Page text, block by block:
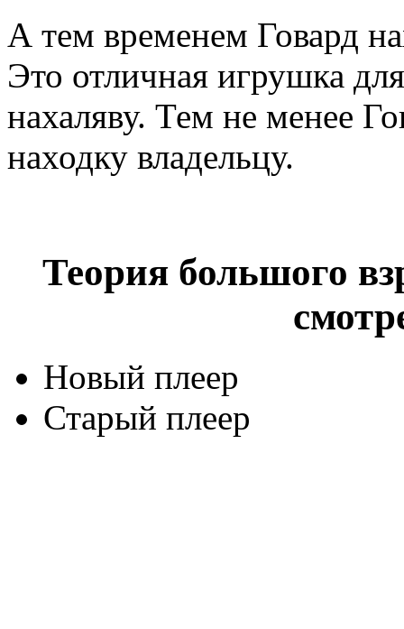
А тем временем Говард
Это отличная игрушка
нахаляву. Тем не менее
находку владельцу.
Теория большого
Новый плеер
Старый плеер